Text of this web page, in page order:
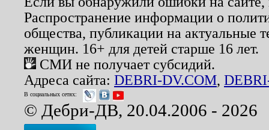
Распространение информации о
общества, публикации на актуальные
женщин. 16+ для детей старше 16 лет.
СМИ не получает субсидий.
Адреса сайта: DEBRI-DV.COM,
В социальных сетях:
© Дебри-ДВ, 20.04.2006 - 2026